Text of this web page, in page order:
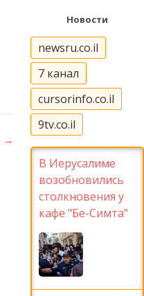
→
Новости
newsru.co.il
7 канал
cursorinfo.co.il
9tv.co.il
В Иерусалиме
возобновились
столкновения у
кафе "Бе-Симта"